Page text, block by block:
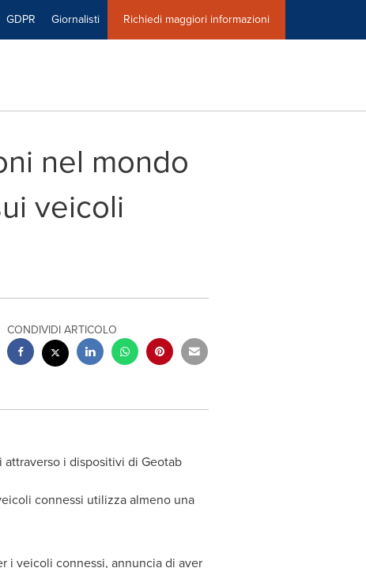
GDPR Giornalisti Richiedi maggiori informazioni
nel mondo
veicoli
CONDIVIDI ARTICOLO
i dispositivi di Geotab
connessi utilizza almeno una
i veicoli connessi, annuncia di aver